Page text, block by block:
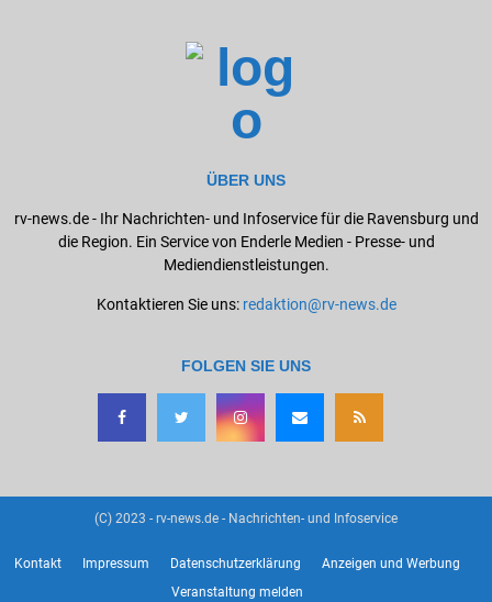
ÜBER UNS
rv-news.de - Ihr Nachrichten- und Infoservice für die Ravensburg und
die Region. Ein Service von Enderle Medien - Presse- und
Mediendienstleistungen.
Kontaktieren Sie uns: redaktion@rv-news.de
FOLGEN SIE UNS
(C) 2023 - rv-news.de - Nachrichten- und Infoservice
Kontakt Impressum Datenschutzerklärung
Anzeigen und Werbung
Veranstaltung melden